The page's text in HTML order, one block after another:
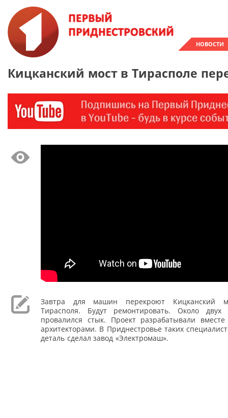
НОВОСТИ
Кицканский мост в Тирасполе
Завтра для машин перекроют Кицканский
Тирасполя. Будут ремонтировать. Около двух
провалился стык. Проект разрабатывали
архитекторами. В Приднестровье таких
деталь сделал завод «Электромаш».